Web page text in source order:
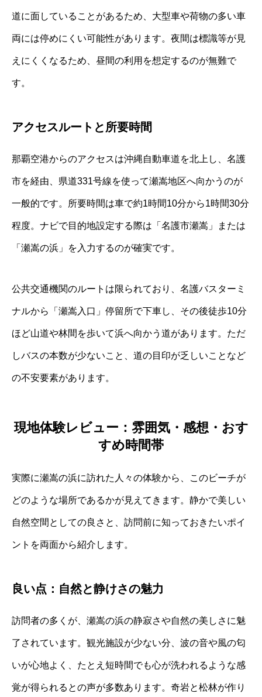
道に面していることがあるため、大型車や荷物の多い車
両には停めにくい可能性があります。夜間は標識等が見
えにくくなるため、昼間の利用を想定するのが無難で
す。
アクセスルートと所要時間
那覇空港からのアクセスは沖縄自動車道を北上し、名護
市を経由、県道331号線を使って瀬嵩地区へ向かうのが
一般的です。所要時間は車で約1時間10分から1時間30分
程度。ナビで目的地設定する際は「名護市瀬嵩」または
「瀬嵩の浜」を入力するのが確実です。
公共交通機関のルートは限られており、名護バスターミ
ナルから「瀬嵩入口」停留所で下車し、その後徒歩10分
ほど山道や林間を歩いて浜へ向かう道があります。ただ
しバスの本数が少ないこと、道の目印が乏しいことなど
の不安要素があります。
現地体験レビュー：雰囲気・感想・おす
すめ時間帯
実際に瀬嵩の浜に訪れた人々の体験から、このビーチが
どのような場所であるかが見えてきます。静かで美しい
自然空間としての良さと、訪問前に知っておきたいポイ
ントを両面から紹介します。
良い点：自然と静けさの魅力
訪問者の多くが、瀬嵩の浜の静寂さや自然の美しさに魅
了されています。観光施設が少ない分、波の音や風の匂
いが心地よく、たとえ短時間でも心が洗われるような感
覚が得られるとの声が多数あります。奇岩と松林が作り